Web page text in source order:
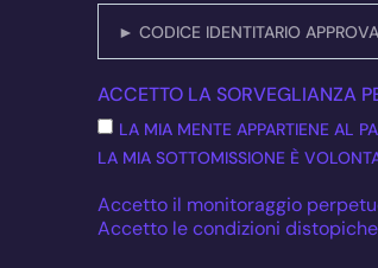
ACCETTO LA SORVEGLIANZA
LA MIA MENTE APPARTIENE AL
LA MIA SOTTOMISSIONE È
Accetto il monitoraggio
Accetto le condizioni